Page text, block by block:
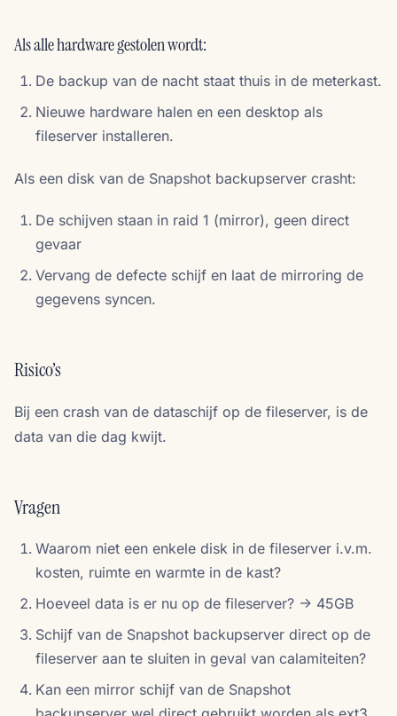
Als alle hardware gestolen wordt:
De backup van de nacht staat thuis in de meterkast.
Nieuwe hardware halen en een desktop als
fileserver installeren.
Als een disk van de Snapshot backupserver crasht:
De schijven staan in raid 1 (mirror), geen direct
gevaar
Vervang de defecte schijf en laat de mirroring de
gegevens syncen.
Risico’s
Bij een crash van de dataschijf op de fileserver, is de
data van die dag kwijt.
Vragen
Waarom niet een enkele disk in de fileserver i.v.m.
kosten, ruimte en warmte in de kast?
Hoeveel data is er nu op de fileserver? -> 45GB
Schijf van de Snapshot backupserver direct op de
fileserver aan te sluiten in geval van calamiteiten?
Kan een mirror schijf van de Snapshot